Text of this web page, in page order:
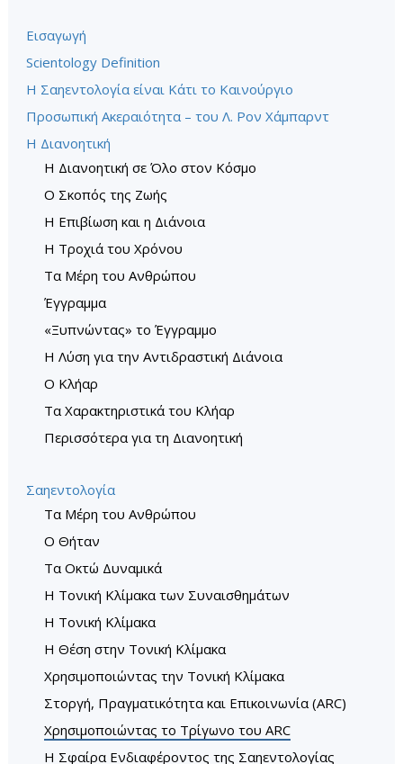
Εισαγωγή
Scientology Definition
Η Σαηεντολογία είναι Κάτι το Καινούργιο
Προσωπική Ακεραιότητα – του Λ. Ρον Χάµπαρντ
Η Διανοητική
Η Διανοητική σε Όλο στον Κόσμο
Ο Σκοπός της Ζωής
Η Επιβίωση και η Διάνοια
Η Τροχιά του Χρόνου
Τα Μέρη του Ανθρώπου
Έγγραμμα
«Ξυπνώντας» το Έγγραµµο
Η Λύση για την Αντιδραστική Διάνοια
Ο Κλήαρ
Τα Χαρακτηριστικά του Κλήαρ
Περισσότερα για τη Διανοητική
Σαηεντολογία
Τα Μέρη του Ανθρώπου
O Θήταν
Τα Οκτώ Δυναμικά
Η Τονική Κλίμακα των Συναισθημάτων
Η Τονική Κλίµακα
Η Θέση στην Τονική Κλίμακα
Χρησιμοποιώντας την Τονική Κλίμακα
Στοργή, Πραγµατικότητα και Επικοινωνία (ARC)
Χρησιμοποιώντας το Τρίγωνο του ARC
Η Σφαίρα Ενδιαφέροντος της Σαηεντολογίας